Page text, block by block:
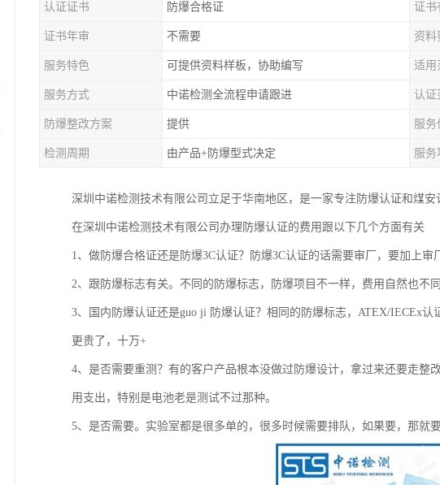
认证证书 防爆合格证 证书
证书年审 不需要 资料
服务特色 可提供资料样板，协助编写 适用
服务方式 中诺检测全流程申请跟进 认证
防爆整改方案 提供 服务
检测周期 由产品+防爆型式决定 服务
深圳中诺检测技术有限公司立足于华南地区，是一家专注防爆认证和煤
在深圳中诺检测技术有限公司办理防爆认证的费用跟以下几个方面有关
1、做防爆合格证还是防爆3C认证？防爆3C认证的话需要审厂，要加上
2、跟防爆标志有关。不同的防爆标志，防爆项目不一样，费用自然也不同
3、国内防爆认证还是guo ji 防爆认证？相同的防爆标志，ATEX/IECEx
更贵了，十万+
4、是否需要重测？有的客户产品根本没做过防爆设计，拿过来还要走整
用支出，特别是电池老是测试不过那种。
5、是否需要。实验室都是很多单的，很多时候需要排队，如果要，那就要